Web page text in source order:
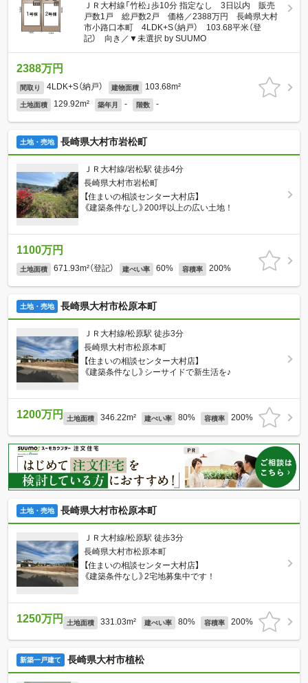
ＪＲ大村線「竹松」歩10分 指定なし 3日以内 販売
戸数1戸 総戸数2戸 価格／2388万円 長崎県大村
市小路口本町 4LDK+S（納戸） 103.68平米（登
記） 向き／▼未選択 by SUUMO
2388万円
間取り 4LDK+S（納戸） 建物面積 103.68m²
土地面積 129.92m² 築年月 - 階数 -
土地・売地 長崎県大村市岩松町
ＪＲ大村線/岩松駅 徒歩4分
長崎県大村市岩松町
【住まいの相談センター大村店】
《建築条件なし》200坪以上の広い土地！
1100万円
土地面積 671.93m²（登記） 建ぺい率 60% 容積率 200%
土地・売地 長崎県大村市松原本町
ＪＲ大村線/松原駅 徒歩3分
長崎県大村市松原本町
【住まいの相談センター大村店】
《建築条件なし》シーサイドで新生活を♪
1200万円 土地面積 346.22m² 建ぺい率 80% 容積率 200%
土地・売地 長崎県大村市松原本町
ＪＲ大村線/松原駅 徒歩3分
長崎県大村市松原本町
【住まいの相談センター大村店】
《建築条件なし》2宅地募集中です！
1250万円 土地面積 331.03m² 建ぺい率 80% 容積率 200%
新築一戸建て 長崎県大村市植松